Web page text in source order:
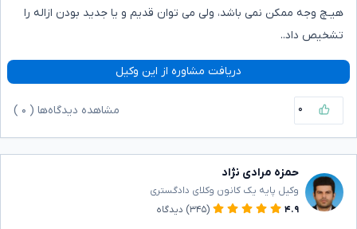
هیـچ وجه ممکن نمی باشد، ولی می توان قدیم و یا جدید بودن ازاله را
تشخیص داد..
دریافت مشاوره از این وکیل
۰ مشاهده دیدگاه‌ها ( ۰
حمزه مرادی نژاد
وکیل پایه یک کانون وکلای دادگستری
۴.۹
(۳۴۵) دیدگاه